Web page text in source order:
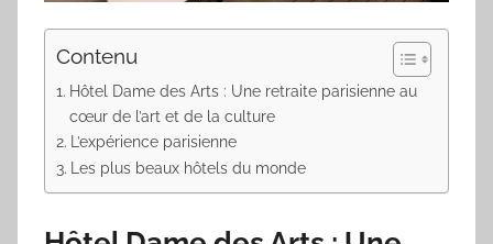
Contenu
Hôtel Dame des Arts : Une retraite parisienne au
cœur de l’art et de la culture
L’expérience parisienne
Les plus beaux hôtels du monde